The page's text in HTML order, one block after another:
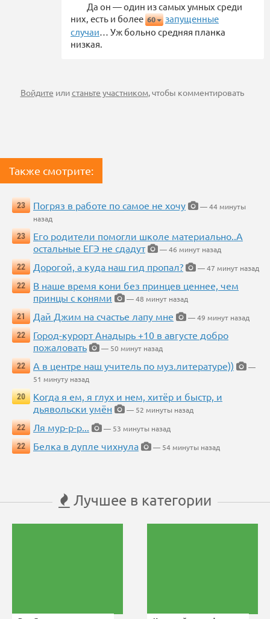
Да он — один из самых умных среди
них, есть и более 60
запущенные
случаи… Уж больно средняя планка
низкая.
Войдите илистаньте участником, чтобы комментировать
Также смотрите:
23 Погряз в работе по самое не хочу
— 44 минуты
назад
23
Его родители помогли школе материально..А
остальные ЕГЭ не сдадут
— 46 минут назад
22
Дорогой, а куда наш гид пропал?
— 47 минут назад
22
В наше время кони без принцев ценнее, чем
принцы с конями
— 48 минут назад
21
Дай Джим на счастье лапу мне
— 49 минут назад
22
Город-курорт Анадырь +10 в августе добро
пожаловать
— 50 минут назад
22
А в центре наш учитель по муз.литературе))
—
51 минуту назад
20
Когда я ем, я глух и нем, хитёр и быстр, и
дьявольски умён
— 52 минуты назад
22
Ля мур-р-р...
— 53 минуты назад
22
Белка в дупле чихнула — 54 минуты назад
Лучшее в категории